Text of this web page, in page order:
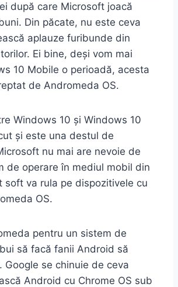
după care Microsoft joacă
Din păcate, nu este ceva
aplauze furibunde din
Ei bine, deși vom mai
10 Mobile o perioadă, acesta
de Andromeda OS.
Windows 10 și Windows 10
și este una destul de
nu mai are nevoie de
de operare în mediul mobil din
soft va rula pe dispozitivele cu
OS.
pentru un sistem de
să facă fanii Android să
Google se chinuie de ceva
Android cu Chrome OS sub